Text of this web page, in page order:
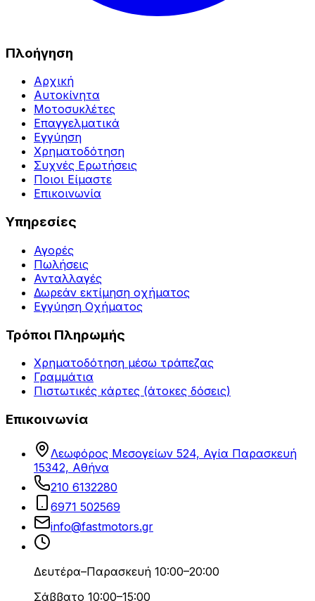
Πλοήγηση
Αρχική
Αυτοκίνητα
Μοτοσυκλέτες
Επαγγελματικά
Εγγύηση
Χρηματοδότηση
Συχνές Ερωτήσεις
Ποιοι Είμαστε
Επικοινωνία
Υπηρεσίες
Αγορές
Πωλήσεις
Ανταλλαγές
Δωρεάν εκτίμηση οχήματος
Εγγύηση Οχήματος
Τρόποι Πληρωμής
Χρηματοδότηση μέσω τράπεζας
Γραμμάτια
Πιστωτικές κάρτες (άτοκες δόσεις)
Επικοινωνία
Λεωφόρος Μεσογείων 524, Αγία Παρασκευή
15342, Αθήνα
210 6132280
6971 502569
info@fastmotors.gr
Δευτέρα–Παρασκευή 10:00–20:00
Σάββατο 10:00–15:00